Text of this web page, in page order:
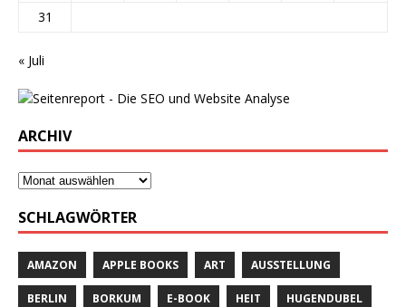
31
« Juli
ARCHIV
SCHLAGWÖRTER
AMAZON APPLE BOOKS ART AUSSTELLUNG
BERLIN BORKUM E-BOOK HEIT HUGENDUBEL